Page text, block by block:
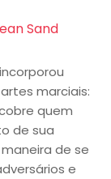
Sand
marciais:
quem
de sua
de se
e